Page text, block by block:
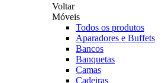
Voltar
Móveis
Todos os produtos
Aparadores e Buffets
Bancos
Banquetas
Camas
Cadeiras